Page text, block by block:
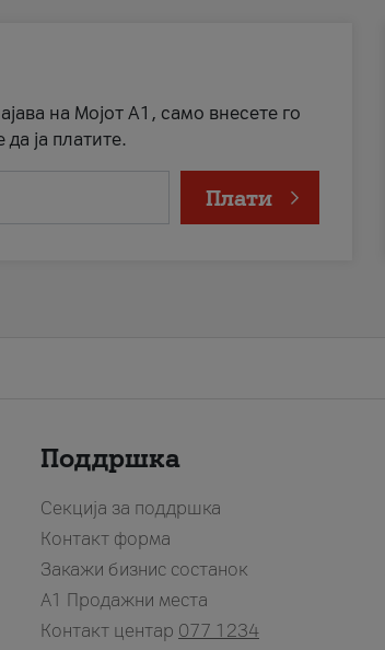
на Мојот А1, само внесете го
ја платите.
Плати
Поддршка
Секција за поддршка
Контакт форма
Закажи бизнис состанок
A1 Продажни места
Контакт центар 077 1234